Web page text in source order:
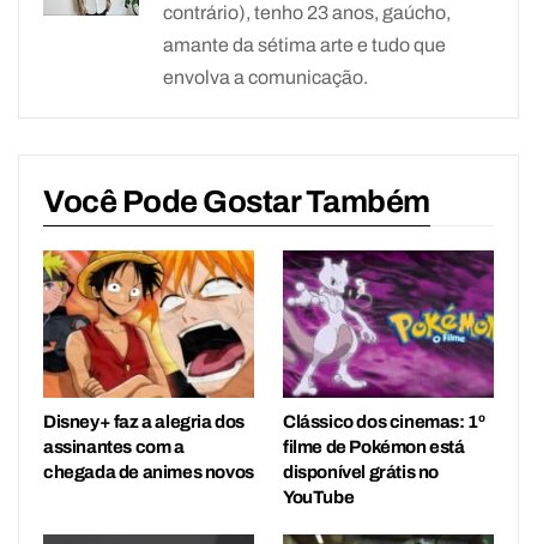
contrário), tenho 23 anos, gaúcho,
amante da sétima arte e tudo que
envolva a comunicação.
Você Pode Gostar Também
Disney+ faz a alegria dos
assinantes com a
chegada de animes novos
Clássico dos cinemas: 1º
filme de Pokémon está
disponível grátis no
YouTube